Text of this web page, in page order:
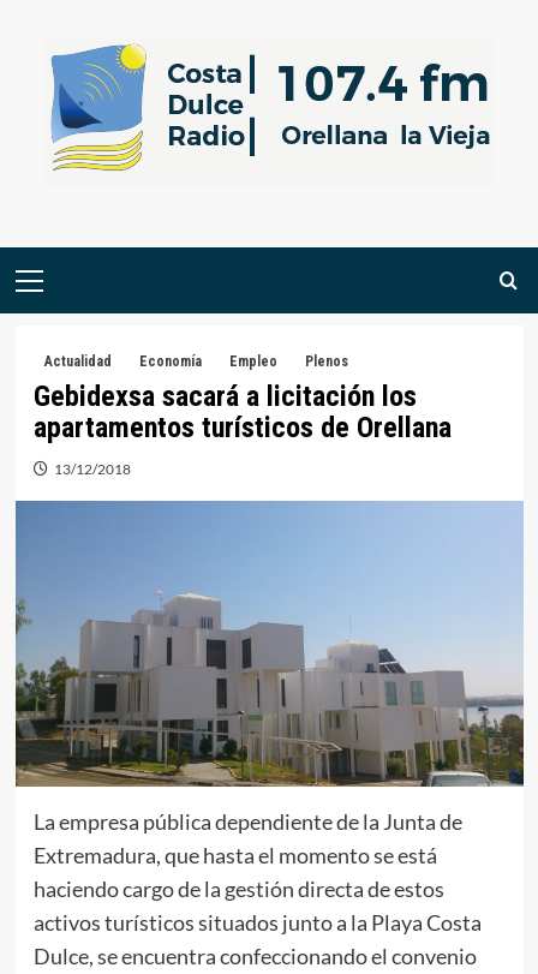
contenido
Menú
Actualidad Economía Empleo Plenos
Gebidexsa sacará a licitación los
apartamentos turísticos de Orellana
13/12/2018
La empresa pública dependiente de la Junta de
Extremadura, que hasta el momento se está
haciendo cargo de la gestión directa de estos
activos turísticos situados junto a la Playa Costa
Dulce, se encuentra confeccionando el convenio